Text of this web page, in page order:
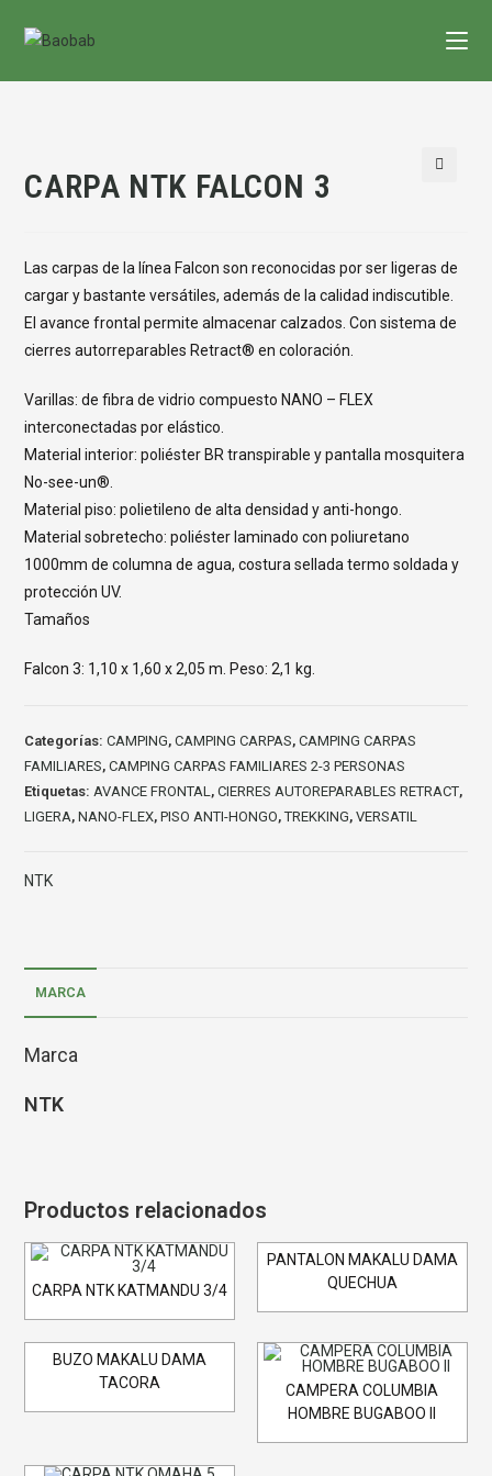
CARPA NTK FALCON 3
Las carpas de la línea Falcon son reconocidas por ser ligeras de
cargar y bastante versátiles, además de la calidad indiscutible.
El avance frontal permite almacenar calzados. Con sistema de
cierres autorreparables Retract® en coloración.
Varillas: de fibra de vidrio compuesto NANO – FLEX
interconectadas por elástico.
Material interior: poliéster BR transpirable y pantalla mosquitera
No-see-un®.
Material piso: polietileno de alta densidad y anti-hongo.
Material sobretecho: poliéster laminado con poliuretano
1000mm de columna de agua, costura sellada termo soldada y
protección UV.
Tamaños
Falcon 3: 1,10 x 1,60 x 2,05 m. Peso: 2,1 kg.
Categorías:CAMPING,CAMPING CARPAS,CAMPING CARPAS
FAMILIARES,CAMPING CARPAS FAMILIARES 2-3 PERSONAS
Etiquetas:AVANCE FRONTAL,CIERRES AUTOREPARABLES RETRACT,
LIGERA,NANO-FLEX,PISO ANTI-HONGO,TREKKING,VERSATIL
NTK
MARCA
Marca
NTK
Productos relacionados
CARPA NTK KATMANDU 3/4
PANTALON MAKALU DAMA
QUECHUA
BUZO MAKALU DAMA
TACORA
CAMPERA COLUMBIA
HOMBRE BUGABOO II